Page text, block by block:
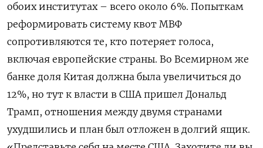
обоих институтах – всего около 6%. Попыткам
реформировать систему квот МВФ
сопротивляются те, кто потеряет голоса,
включая европейские страны. Во Всемирном же
банке доля Китая должна была увеличиться до
12%, но тут к власти в США пришел Дональд
Трамп, отношения между двумя странами
ухудшились и план был отложен в долгий ящик.